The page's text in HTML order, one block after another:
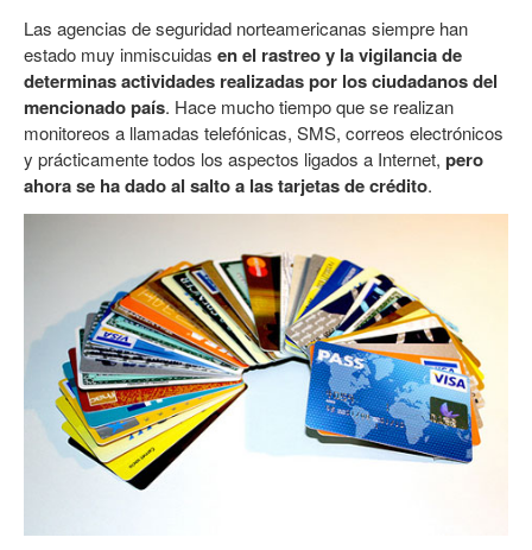
Las agencias de seguridad norteamericanas siempre han
estado muy inmiscuidas en el rastreo y la vigilancia de
determinas actividades realizadas por los ciudadanos del
mencionado país. Hace mucho tiempo que se realizan
monitoreos a llamadas telefónicas, SMS, correos electrónicos
y prácticamente todos los aspectos ligados a Internet, pero
ahora se ha dado al salto a las tarjetas de crédito.